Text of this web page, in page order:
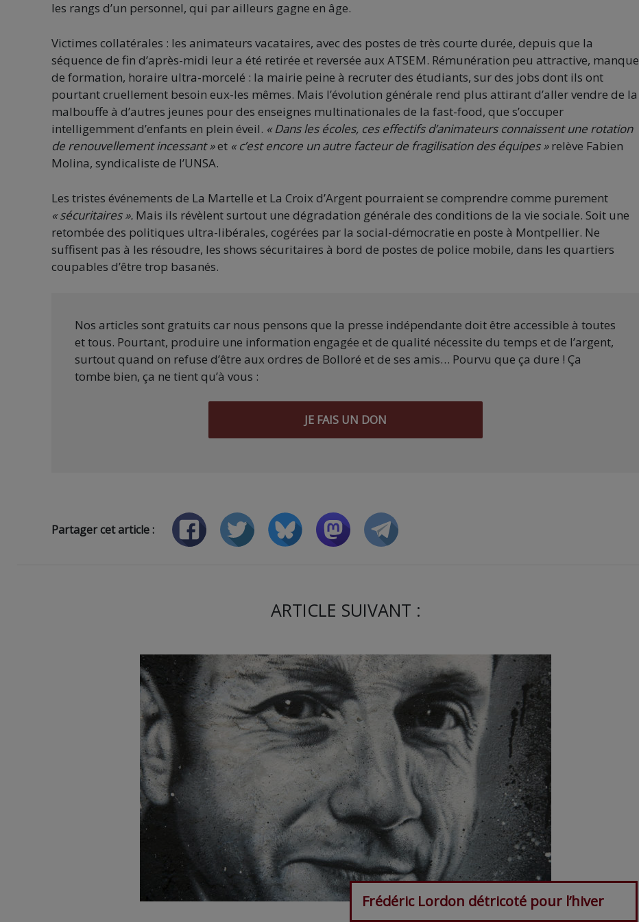
les rangs d’un personnel, qui par ailleurs gagne en âge.
Victimes collatérales : les animateurs vacataires, avec des postes de très courte durée, depuis que la
séquence de fin d’après-midi leur a été retirée et reversée aux ATSEM. Rémunération peu attractive, manque
de formation, horaire ultra-morcelé : la mairie peine à recruter des étudiants, sur des jobs dont ils ont
pourtant cruellement besoin eux-les mêmes. Mais l’évolution générale rend plus attirant d’aller vendre de la
malbouffe à d’autres jeunes pour des enseignes multinationales de la fast-food, que s’occuper
intelligemment d’enfants en plein éveil. « Dans les écoles, ces effectifs d’animateurs connaissent une rotation
de renouvellement incessant »et « c’est encore un autre facteur de fragilisation des équipes »relève Fabien
Molina, syndicaliste de l’UNSA.
Les tristes événements de La Martelle et La Croix d’Argent pourraient se comprendre comme purement
« sécuritaires ». Mais ils révèlent surtout une dégradation générale des conditions de la vie sociale. Soit une
retombée des politiques ultra-libérales, cogérées par la social-démocratie en poste à Montpellier. Ne
suffisent pas à les résoudre, les shows sécuritaires à bord de postes de police mobile, dans les quartiers
coupables d’être trop basanés.
Nos articles sont gratuits car nous pensons que la presse indépendante doit être accessible à toutes
et tous. Pourtant, produire une information engagée et de qualité nécessite du temps et de l’argent,
surtout quand on refuse d’être aux ordres de Bolloré et de ses amis… Pourvu que ça dure ! Ça
tombe bien, ça ne tient qu’à vous :
JE FAIS UN DON
Partager cet article :
ARTICLE SUIVANT :
Frédéric Lordon détricoté pour l’hiver